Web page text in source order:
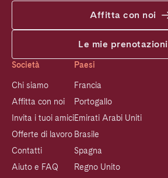
Affitta con noi
Le mie prenotazioni
Società
Chi siamo
Affitta con noi
Invita i tuoi amici
Offerte di lavoro
Contatti
Aiuto e FAQ
Paesi
Francia
Portogallo
Emirati Arabi Uniti
Brasile
Spagna
Regno Unito